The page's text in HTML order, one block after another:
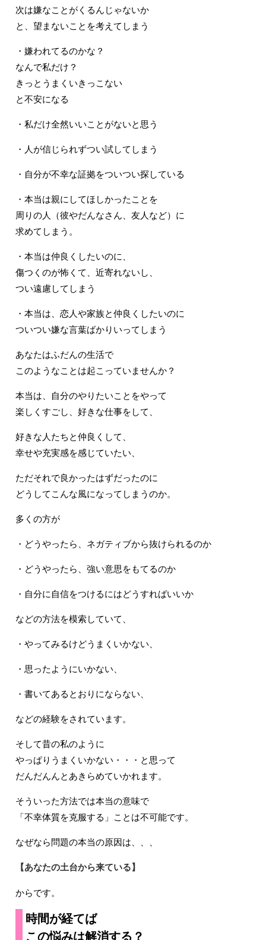
次は嫌なことがくるんじゃないか
と、望まないことを考えてしまう
・嫌われてるのかな？
なんで私だけ？
きっとうまくいきっこない
と不安になる
・私だけ全然いいことがないと思う
・人が信じられずつい試してしまう
・自分が不幸な証拠をついつい探している
・本当は親にしてほしかったことを
周りの人（彼やだんなさん、友人など）に
求めてしまう。
・本当は仲良くしたいのに、
傷つくのが怖くて、近寄れないし、
つい遠慮してしまう
・本当は、恋人や家族と仲良くしたいのに
ついつい嫌な言葉ばかりいってしまう
あなたはふだんの生活で
このようなことは起こっていませんか？
本当は、自分のやりたいことをやって
楽しくすごし、好きな仕事をして、
好きな人たちと仲良くして、
幸せや充実感を感じていたい、
ただそれで良かったはずだったのに
どうしてこんな風になってしまうのか。
多くの方が
・どうやったら、ネガティブから抜けられるのか
・どうやったら、強い意思をもてるのか
・自分に自信をつけるにはどうすればいいか
などの方法を模索していて、
・やってみるけどうまくいかない、
・思ったようにいかない、
・書いてあるとおりにならない、
などの経験をされています。
そして昔の私のように
やっぱりうまくいかない・・・と思って
だんだんんとあきらめていかれます。
そういった方法では本当の意味で
「不幸体質を克服する」ことは不可能です。
なぜなら問題の本当の原因は、、、
【あなたの土台から来ている】
からです。
時間が経てば
この悩みは解消する？